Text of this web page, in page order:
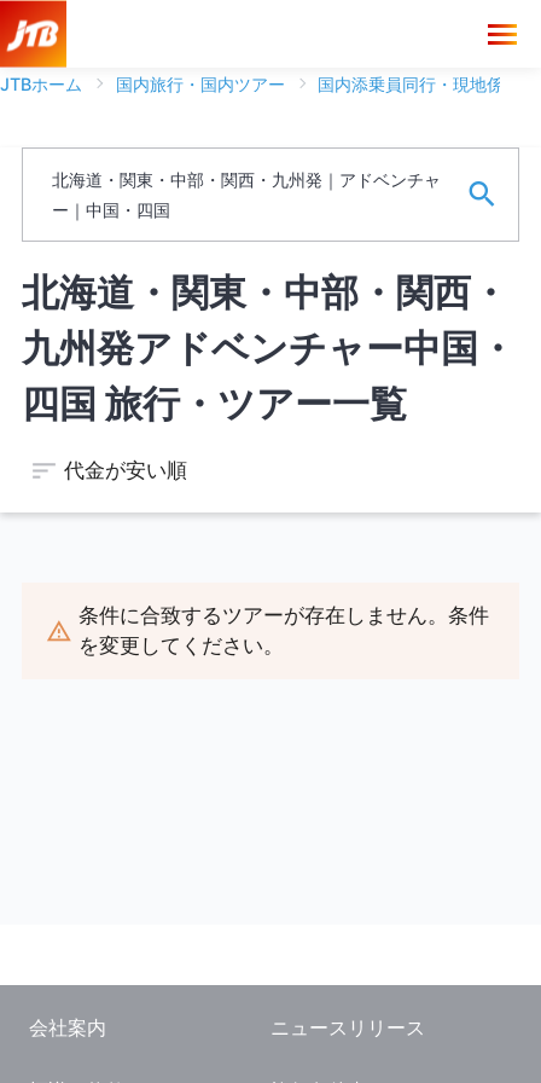
JTBホーム 国内旅行・国内ツアー 国内添乗員同行・現地係員
北海道・関東・中部・関西・九州発｜アドベンチャ
ー｜中国・四国
ブランド
フリーワード
※ワードは一語まで、スペースがある場合は文字として認識しま
す。
北海道・関東・中部・関西・
九州発アドベンチャー中国・
四国 旅行・ツアー一覧
代金が安い順
条件に合致するツアーが存在しません。条件
を変更してください。
会社案内 ニュースリリース